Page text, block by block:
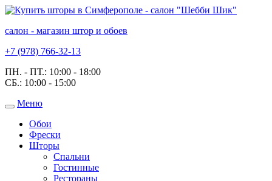
салон - магазин штор и обоев
+7 (978) 766-32-13
ПН. - ПТ.: 10:00 - 18:00
СБ.: 10:00 - 15:00
Toggle
navigation
Меню
Обои
Фрески
Шторы
Спальни
Гостинные
Рестораны